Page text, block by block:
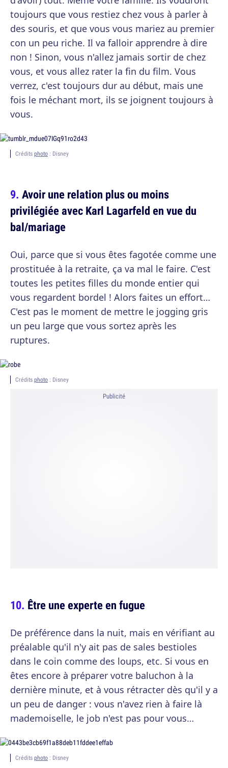
toujours que vous restiez chez vous à parler à
des souris, et que vous vous mariez au premier
con un peu riche. Il va falloir apprendre à dire
non ! Sinon, vous n'allez jamais sortir de chez
vous, et vous allez rater la fin du film. Vous
verrez, c'est toujours dur au début, mais une
fois le méchant mort, ils se joignent toujours à
vous.
Crédits photo : Disney
Avoir une relation plus ou moins
privilégiée avec Karl Lagarfeld en vue du
bal/mariage
Oui, parce que si vous êtes fagotée comme une
prostituée à la retraite, ça va mal le faire. C'est
toutes les petites filles du monde entier qui
vous regardent bordel ! Alors faites un effort…
C'est pas le moment de mettre le jogging gris
un peu large que vous sortez après les
ruptures.
Crédits photo : Disney
Publicité
Être une experte en fugue
De préférence dans la nuit, mais en vérifiant au
préalable qu'il n'y ait pas de sales bestioles
dans le coin comme des loups, etc. Si vous en
êtes encore à préparer votre baluchon à la
dernière minute, et à vous rétracter dès qu'il y a
un peu de danger : vous n'avez rien à faire là
mademoiselle, le job n'est pas pour vous…
Crédits photo : Disney